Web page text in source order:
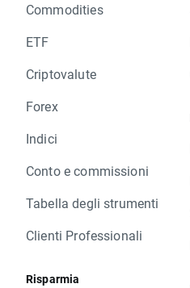
Commodities
ETF
Criptovalute
Forex
Indici
Conto e commissioni
Tabella degli strumenti
Clienti Professionali
Risparmia